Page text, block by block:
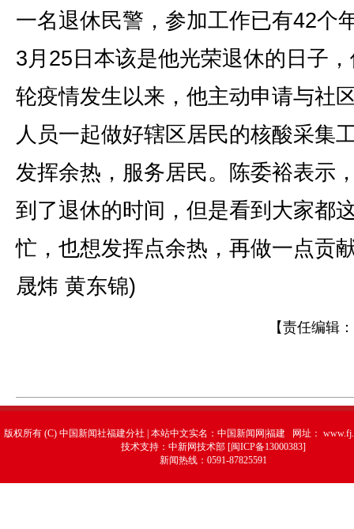
一名退休民警，参加工作已有42个
3月25日本该是他光荣退休的日子
轮疫情发生以来，他主动申请与社
人员一起做好辖区居民的核酸采集
发挥余热，服务居民。陈委裕表示
到了退休的时间，但是看到大家都
忙，也想发挥点余热，再做一点贡
晟炜 黄东锦)
【责任编辑：
版权所有 (C) 中国新闻社福建分社 | 本站中文实名：中国新闻网|福建 网址：
技术支持：中新网技术部 [闽ICP备13000383]
新闻热线：0591-87825591